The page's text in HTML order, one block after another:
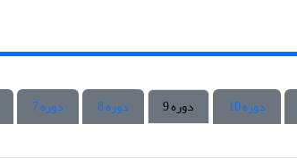
دوره 10 دوره 9 دوره 8 دوره 7